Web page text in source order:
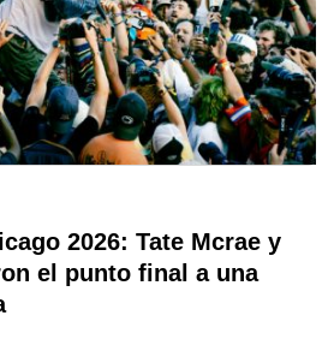
2026: Tate Mcrae y
el punto final a una